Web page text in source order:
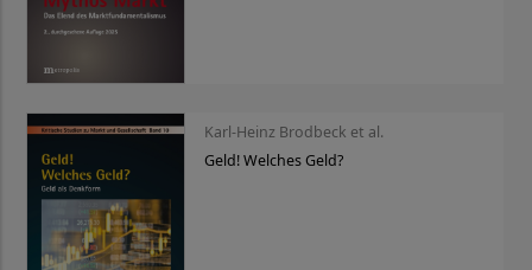
Karl-Heinz Brodbeck et al.
Geld! Welches Geld?